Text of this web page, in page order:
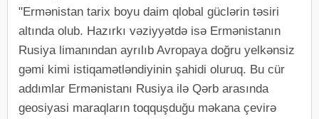
"Ermənistan tarix boyu daim qlobal güclərin təsiri
altında olub. Hazırkı vəziyyətdə isə Ermənistanın
Rusiya limanından ayrılıb Avropaya doğru yelkənsiz
gəmi kimi istiqamətləndiyinin şahidi oluruq. Bu cür
addımlar Ermənistanı Rusiya ilə Qərb arasında
geosiyasi maraqların toqquşduğu məkana çevirə